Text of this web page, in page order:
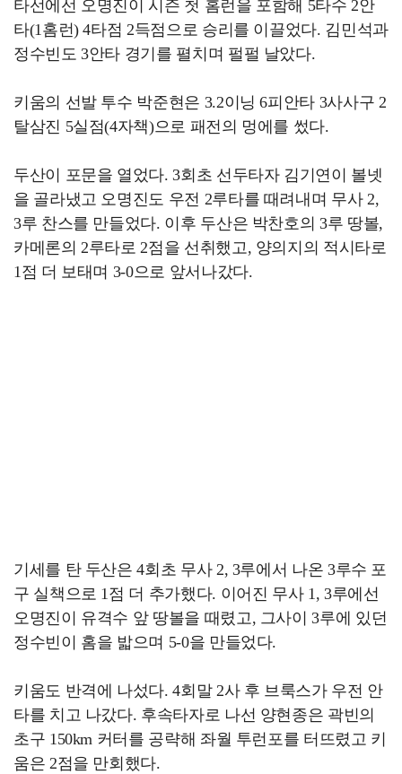
타선에선 오명진이 시즌 첫 홈런을 포함해 5타수 2안
타(1홈런) 4타점 2득점으로 승리를 이끌었다. 김민석과
정수빈도 3안타 경기를 펼치며 펄펄 날았다.
키움의 선발 투수 박준현은 3.2이닝 6피안타 3사사구 2
탈삼진 5실점(4자책)으로 패전의 멍에를 썼다.
두산이 포문을 열었다. 3회초 선두타자 김기연이 볼넷
을 골라냈고 오명진도 우전 2루타를 때려내며 무사 2,
3루 찬스를 만들었다. 이후 두산은 박찬호의 3루 땅볼,
카메론의 2루타로 2점을 선취했고, 양의지의 적시타로
1점 더 보태며 3-0으로 앞서나갔다.
기세를 탄 두산은 4회초 무사 2, 3루에서 나온 3루수 포
구 실책으로 1점 더 추가했다. 이어진 무사 1, 3루에선
오명진이 유격수 앞 땅볼을 때렸고, 그사이 3루에 있던
정수빈이 홈을 밟으며 5-0을 만들었다.
키움도 반격에 나섰다. 4회말 2사 후 브룩스가 우전 안
타를 치고 나갔다. 후속타자로 나선 양현종은 곽빈의
초구 150km 커터를 공략해 좌월 투런포를 터뜨렸고 키
움은 2점을 만회했다.